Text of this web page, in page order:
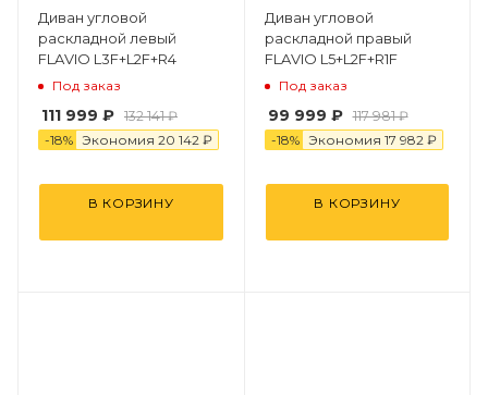
Диван угловой
раскладной левый
FLAVIO L3F+L2F+R4
Под заказ
111 999 ₽ 132 141 ₽
-18% Экономия 20 142 ₽
В КОРЗИНУ
Диван угловой
раскладной правый
FLAVIO L5+L2F+R1F
Под заказ
99 999 ₽ 117 981 ₽
-18% Экономия 17 982 ₽
В КОРЗИНУ